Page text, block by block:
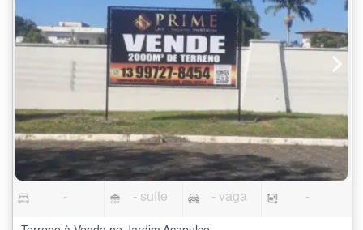
- - suíte - vaga -